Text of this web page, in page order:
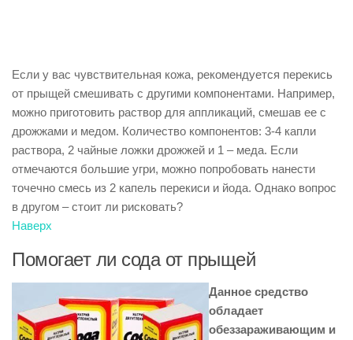
Если у вас чувствительная кожа, рекомендуется перекись
от прыщей смешивать с другими компонентами. Например,
можно приготовить раствор для аппликаций, смешав ее с
дрожжами и медом. Количество компонентов: 3-4 капли
раствора, 2 чайные ложки дрожжей и 1 – меда. Если
отмечаются большие угри, можно попробовать нанести
точечно смесь из 2 капель перекиси и йода. Однако вопрос
в другом – стоит ли рисковать?
Наверх
Помогает ли сода от прыщей
Данное средство
обладает
обеззараживающим и